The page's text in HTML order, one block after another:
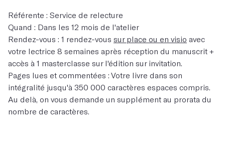
Référente : Service de relecture
Quand : Dans les 12 mois de l'atelier
Rendez-vous : 1 rendez-vous sur place ou en visio avec
votre lectrice 8 semaines après réception du manuscrit +
accès à 1 masterclasse sur l'édition sur invitation.
Pages lues et commentées : Votre livre dans son
intégralité jusqu'à 350 000 caractères espaces compris.
Au delà, on vous demande un supplément au prorata du
nombre de caractères.